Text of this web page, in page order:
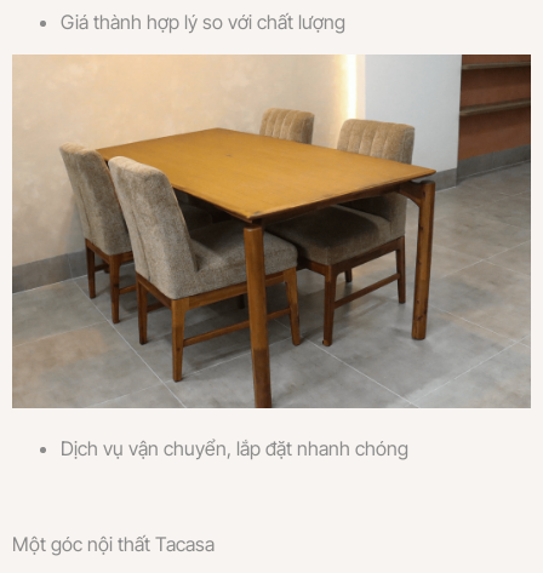
Giá thành hợp lý so với chất lượng
Dịch vụ vận chuyển, lắp đặt nhanh chóng
Một góc nội thất Tacasa